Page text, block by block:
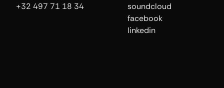
+32 497 71 18 34
soundcloud
facebook
linkedin